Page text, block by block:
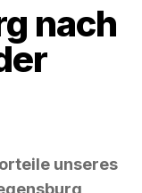
nach
unseres